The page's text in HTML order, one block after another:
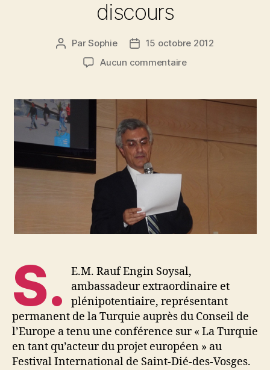
discours
Auteur
l’article
ParSophie
Date15 octobre 2012
Aucun commentairesur
Europe.
de
S.
E.M. Rauf Engin Soysal,
ambassadeur extraordinaire et
plénipotentiaire, représentant
permanent de la Turquie auprès du Conseil de
l’Europe a tenu une conférence sur « La Turquie
en tant qu’acteur du projet européen » au
Festival International de Saint-Dié-des-Vosges.